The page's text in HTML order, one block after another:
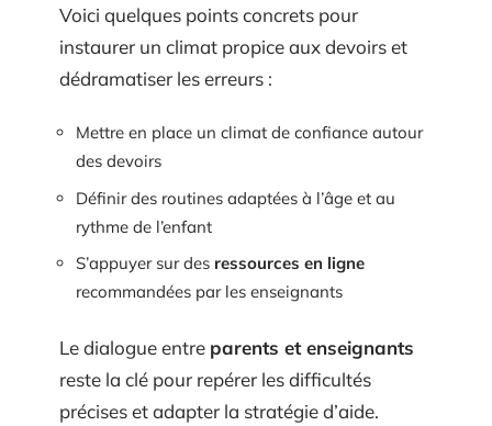
Voici quelques points concrets pour
instaurer un climat propice aux devoirs et
dédramatiser les erreurs :
Mettre en place un climat de confiance autour
des devoirs
Définir des routines adaptées à l’âge et au
rythme de l’enfant
S’appuyer sur des ressources en ligne
recommandées par les enseignants
Le dialogue entre parents et enseignants
reste la clé pour repérer les difficultés
précises et adapter la stratégie d’aide.